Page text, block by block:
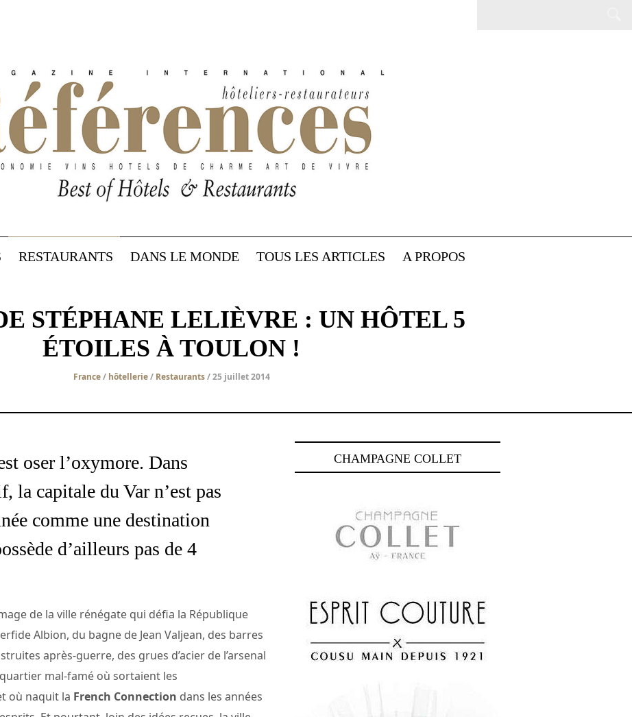
RESTAURANTS DANS LE MONDE TOUS LES ARTICLES A PROPOS
STÉPHANE LELIÈVRE : UN HÔTEL 5
ÉTOILES À TOULON !
France/ hôtellerie/ Restaurants/ 25 juillet 2014
oser l’oxymore. Dans
la capitale du Var n’est pas
comme une destination
d’ailleurs pas de 4
de la ville rénégate qui défia la République
Albion, du bagne de Jean Valjean, des barres
après-guerre, des grues d’acier de l’arsenal
mal-famé où sortaient les
où naquit la French Connection dans les années
CHAMPAGNE COLLET